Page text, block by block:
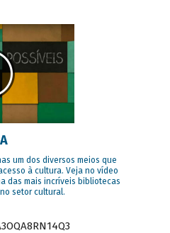
um dos diversos meios que
à cultura. Veja no vídeo
das mais incríveis bibliotecas
setor cultural.